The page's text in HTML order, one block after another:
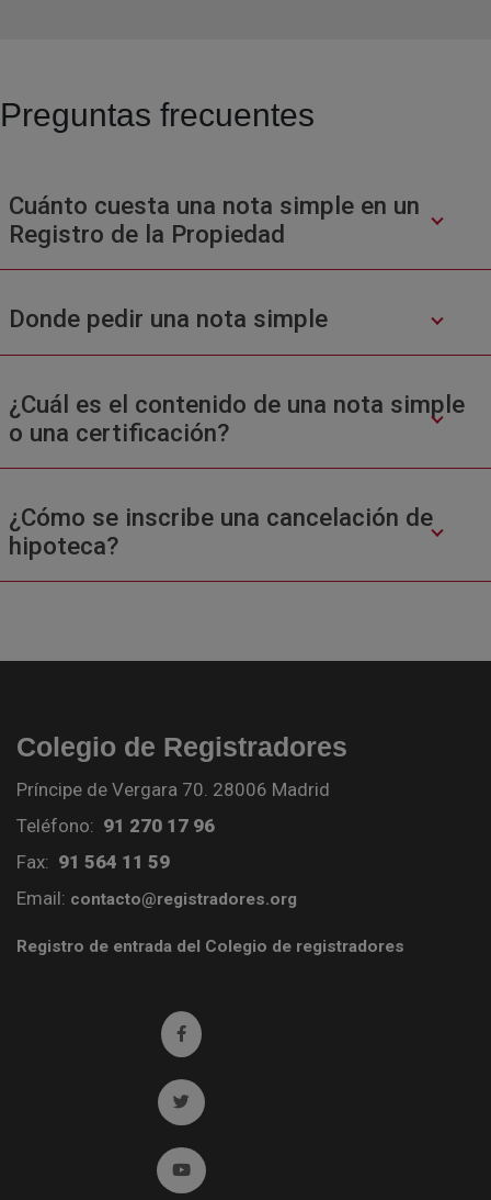
Preguntas frecuentes
Cuánto cuesta una nota simple en un
Registro de la Propiedad
Donde pedir una nota simple
¿Cuál es el contenido de una nota simple
o una certificación?
¿Cómo se inscribe una cancelación de
hipoteca?
Colegio de Registradores
Príncipe de Vergara 70. 28006 Madrid
Teléfono: 91 270 17 96
Fax: 91 564 11 59
Email: contacto@registradores.org
Registro de entrada del Colegio de registradores
Ir a facebook (abre en ventana nueva)
Ir a twitter (abre en ventana nueva)
Ir a YouTube (abre en ventana nueva)